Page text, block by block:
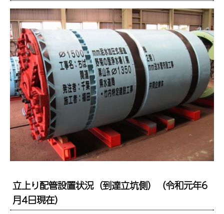
立上り配管設置状況（到達立坑側）（令和元年6
月4日現在）